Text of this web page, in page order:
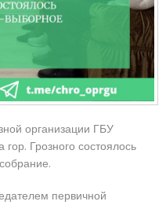
организации ГБУ
Грозного состоялось
первичной